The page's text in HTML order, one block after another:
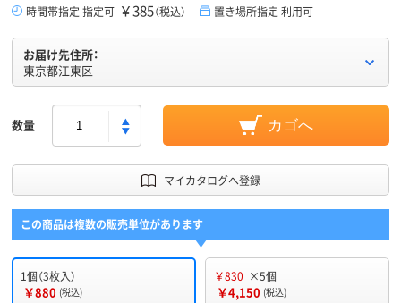
時間帯指定 指定可 ￥385（税込） 置き場所指定 利用可
お届け先住所：
東京都江東区
数量 カゴへ
マイカタログへ登録
この商品は複数の販売単位があります
1個（3枚入）
￥880 (税込)
￥830 ×5個
￥4,150 (税込)